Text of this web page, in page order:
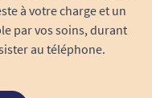
à votre charge et un
par vos soins, durant
au téléphone.